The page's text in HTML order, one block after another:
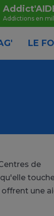
Addictions en
LE
de
une